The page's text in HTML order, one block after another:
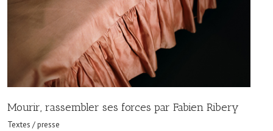
Mourir, rassembler ses forces par Fabien Ribery
Textes / presse